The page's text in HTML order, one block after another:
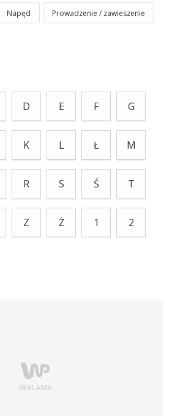
Napęd Prowadzenie / zawieszenie
D E F G
K L Ł M
R S Ś T
Z Ż 1 2